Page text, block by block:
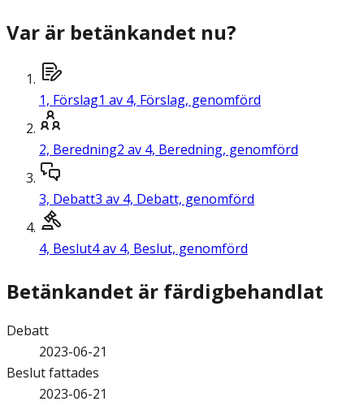
Var är betänkandet nu?
1, Förslag1 av 4, Förslag, genomförd
2, Beredning2 av 4, Beredning, genomförd
3, Debatt3 av 4, Debatt, genomförd
4, Beslut4 av 4, Beslut, genomförd
Betänkandet är färdigbehandlat
Debatt
2023-06-21
Beslut fattades
2023-06-21